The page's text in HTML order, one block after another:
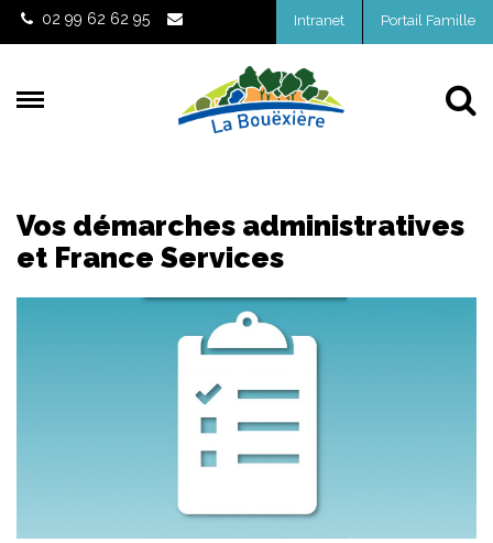
Gestion des traceurs
02 99 62 62 95 Intranet Portail Famille
Vos démarches administratives
et France Services